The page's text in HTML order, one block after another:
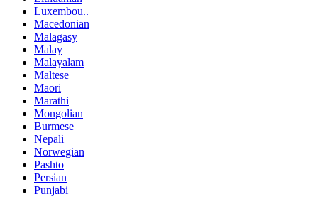
Luxembou..
Macedonian
Malagasy
Malay
Malayalam
Maltese
Maori
Marathi
Mongolian
Burmese
Nepali
Norwegian
Pashto
Persian
Punjabi